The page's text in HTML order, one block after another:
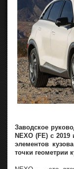
Заводское
NEXO (FE) с
элементов
точки геометрии